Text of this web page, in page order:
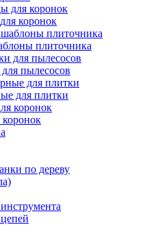
коронок
плиточника
пылесосов
для плитки
по дереву